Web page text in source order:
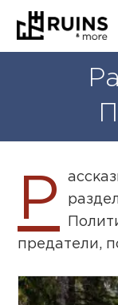
Р
предатели,